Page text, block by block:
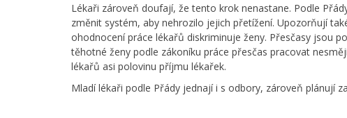
Lékaři zároveň doufají, že tento krok nenastane. Podle
změnit systém, aby nehrozilo jejich přetížení. Upozorňují
ohodnocení práce lékařů diskriminuje ženy. Přesčasy jsou
těhotné ženy podle zákoníku práce přesčas pracovat
lékařů asi polovinu příjmu lékařek.
Mladí lékaři podle Přády jednají i s odbory, zároveň plánují